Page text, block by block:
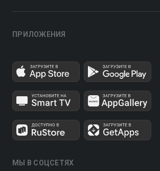
ПРИЛОЖЕНИЯ
МЫ В СОЦСЕТЯХ